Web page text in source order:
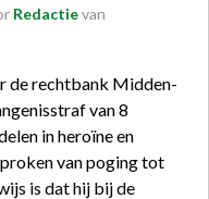
Redactievan
de rechtbank Midden-
van 8
in heroïne en
van poging tot
is dat hij bij de